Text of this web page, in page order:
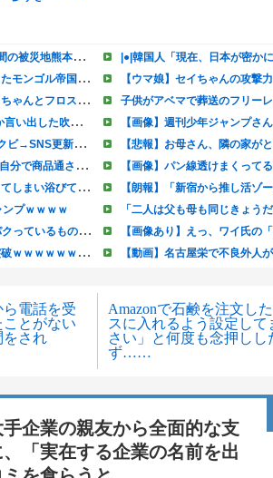
電話を受
とがない
をされ
Amazonで石鹸を注文し
スに入れるよう設定し
さい」と何度も念押しし
ず……
企業の親友から全面的な支
「実在する企業の名前を出